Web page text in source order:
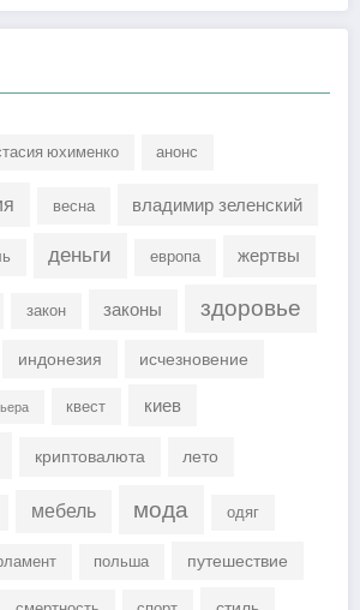
юхименко анонс
весна владимир зеленский
деньги европа жертвы
закон законы здоровье
индонезия
исчезновение
квест киев
криптовалюта лето
мебель мода одяг
польша путешествие